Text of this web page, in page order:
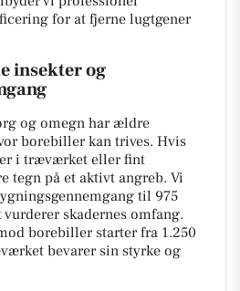
for at fjerne lugtgener
insekter og
og omegn har ældre
borebiller kan trives. Hvis
i træværket eller fint
tegn på et aktivt angreb. Vi
til 975
vurderer skadernes omfang.
borebiller starter fra 1.250
bevarer sin styrke og